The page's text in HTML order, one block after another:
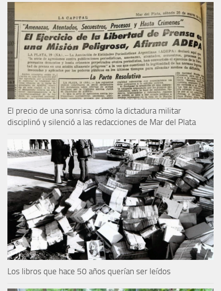
El precio de una sonrisa: cómo la dictadura militar
disciplinó y silenció a las redacciones de Mar del Plata
Los libros que hace 50 años querían ser leídos